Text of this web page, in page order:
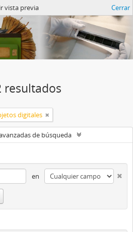
vista previa Cerrar
resultados
digitales
de búsqueda
en